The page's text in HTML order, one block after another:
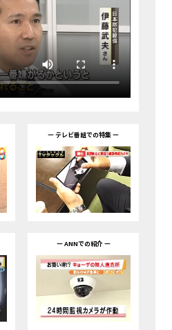
― テレビ番組での特集 ―
― ANNでの紹介 ―